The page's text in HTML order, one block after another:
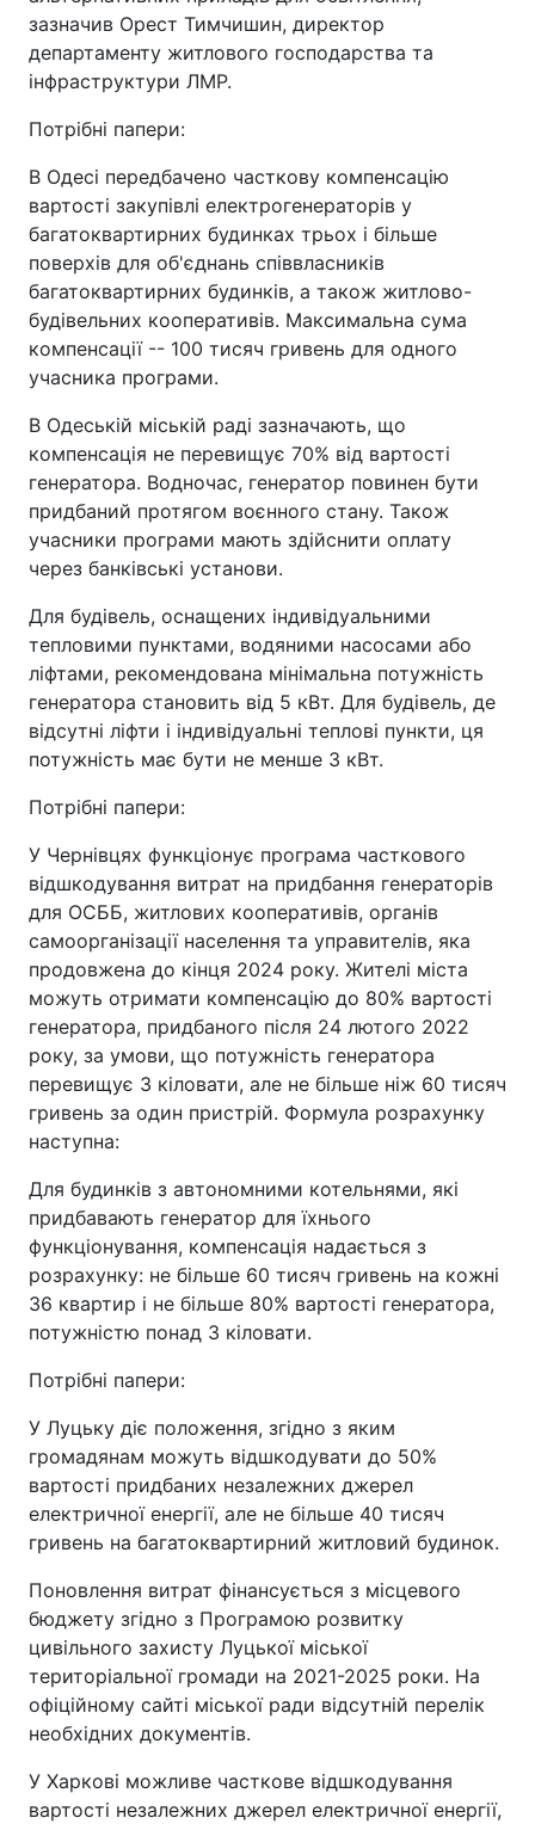
зазначив Орест Тимчишин, директор
департаменту житлового господарства та
інфраструктури ЛМР.
Потрібні папери:
В Одесі передбачено часткову компенсацію
вартості закупівлі електрогенераторів у
багатоквартирних будинках трьох і більше
поверхів для об'єднань співвласників
багатоквартирних будинків, а також житлово-
будівельних кооперативів. Максимальна сума
компенсації -- 100 тисяч гривень для одного
учасника програми.
В Одеській міській раді зазначають, що
компенсація не перевищує 70% від вартості
генератора. Водночас, генератор повинен бути
придбаний протягом воєнного стану. Також
учасники програми мають здійснити оплату
через банківські установи.
Для будівель, оснащених індивідуальними
тепловими пунктами, водяними насосами або
ліфтами, рекомендована мінімальна потужність
генератора становить від 5 кВт. Для будівель, де
відсутні ліфти і індивідуальні теплові пункти, ця
потужність має бути не менше 3 кВт.
Потрібні папери:
У Чернівцях функціонує програма часткового
відшкодування витрат на придбання генераторів
для ОСББ, житлових кооперативів, органів
самоорганізації населення та управителів, яка
продовжена до кінця 2024 року. Жителі міста
можуть отримати компенсацію до 80% вартості
генератора, придбаного після 24 лютого 2022
року, за умови, що потужність генератора
перевищує 3 кіловати, але не більше ніж 60 тисяч
гривень за один пристрій. Формула розрахунку
наступна:
Для будинків з автономними котельнями, які
придбавають генератор для їхнього
функціонування, компенсація надається з
розрахунку: не більше 60 тисяч гривень на кожні
36 квартир і не більше 80% вартості генератора,
потужністю понад 3 кіловати.
Потрібні папери:
У Луцьку діє положення, згідно з яким
громадянам можуть відшкодувати до 50%
вартості придбаних незалежних джерел
електричної енергії, але не більше 40 тисяч
гривень на багатоквартирний житловий будинок.
Поновлення витрат фінансується з місцевого
бюджету згідно з Програмою розвитку
цивільного захисту Луцької міської
територіальної громади на 2021-2025 роки. На
офіційному сайті міської ради відсутній перелік
необхідних документів.
У Харкові можливе часткове відшкодування
вартості незалежних джерел електричної енергії,